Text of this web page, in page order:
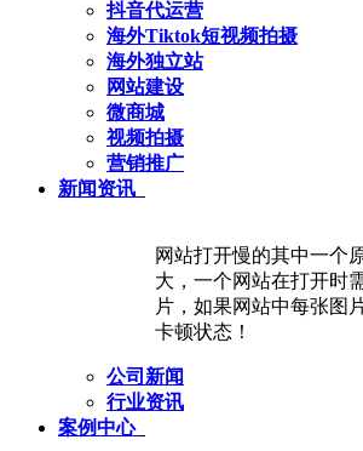
抖音代运营
海外Tiktok短视频拍摄
海外独立站
网站建设
微商城
视频拍摄
营销推广
新闻资讯
网站打开慢的其中一个
大，一个网站在打开时
片，如果网站中每张图
卡顿状态！
公司新闻
行业资讯
案例中心